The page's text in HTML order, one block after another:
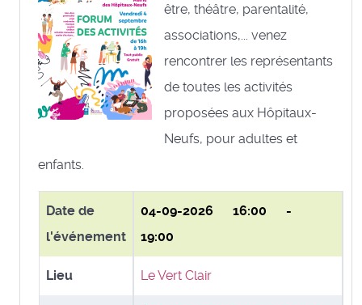
être, théâtre, parentalité,
associations,... venez
rencontrer les représentants
de toutes les activités
proposées aux Hôpitaux-
Neufs, pour adultes et
enfants.
Date de
l'événement
04-09-2026 16:00 -
19:00
Lieu Le Vert Clair